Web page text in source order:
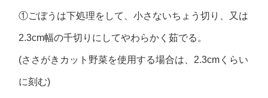
①ごぼうは下処理をして、小さないちょう切り、又は
2.3cm幅の千切りにしてやわらかく茹でる。
(ささがきカット野菜を使用する場合は、2.3cmくらい
に刻む)